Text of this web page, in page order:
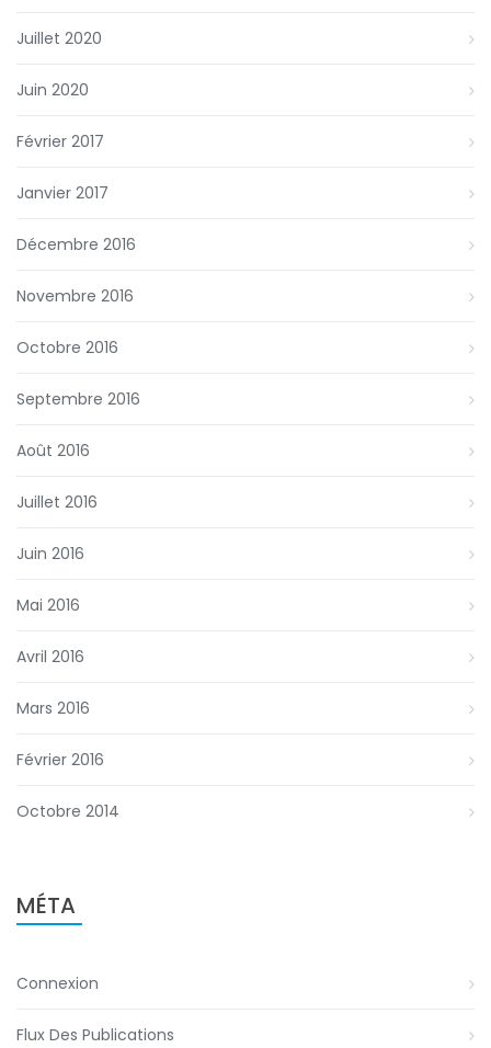
Juillet 2020
Juin 2020
Février 2017
Janvier 2017
Décembre 2016
Novembre 2016
Octobre 2016
Septembre 2016
Août 2016
Juillet 2016
Juin 2016
Mai 2016
Avril 2016
Mars 2016
Février 2016
Octobre 2014
MÉTA
Connexion
Flux Des Publications